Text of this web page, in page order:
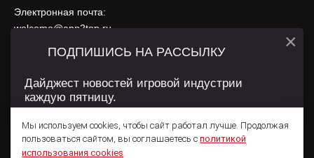
Электронная почта:
welcome@app2top.ru
При использовании материалов активная ссылка на
Сайт использует IP адреса, cookie, данные геолокации
использования содержатся вПолитике конфиденциальностии
Пользовательском соглашении .
Мы используем cookies, чтобы сайт работал лучше. Продолжая
пользоваться сайтом, вы соглашаетесь с политикой
использования cookies.
ПОДПИШИСЬ НА РАССЫЛКУ
Дайджест новостей игровой индустрии
каждую пятницу.
×